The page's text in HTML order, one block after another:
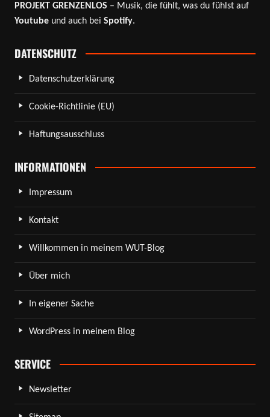
PROJEKT GRENZENLOS – Musik, die fühlt, was du fühlst auf
Youtube und auch bei Spotify.
DATENSCHUTZ
Datenschutzerklärung
Cookie-Richtlinie (EU)
Haftungsausschluss
INFORMATIONEN
Impressum
Kontakt
Willkommen in meinem WUT-Blog
Über mich
In eigener Sache
WordPress in meinem Blog
SERVICE
Newsletter